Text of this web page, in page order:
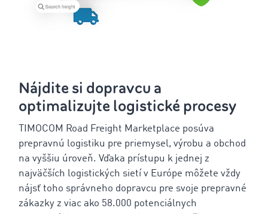
Nájdite si dopravcu a
optimalizujte logistické procesy
‌TIMOCOM Road Freight Marketplace posúva
prepravnú logistiku pre priemysel, výrobu a obchod
na vyššiu úroveň. Vďaka prístupu k jednej z
najväčších logistických sietí v Európe môžete vždy
nájsť toho správneho dopravcu pre svoje prepravné
zákazky z viac ako 58.000 potenciálnych